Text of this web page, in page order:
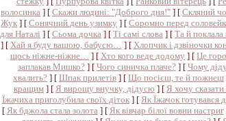
волосинка ] [ Скажи людині: "Доброго дня!" ] [ Скляний
Жук ] [ Сонячний день узимку ] [ Соромно перед
для Наталі ] [ Сьома дочка ] [ Ті самі слова ] [ Та й поклала
] [ Хай я буду вашою, бабусю… ] [ Хлопчик і дзвіночки
щось ніжне-ніжне…
] [ Хто кого веде додому ] [ Це
заплакав Мишко? ] [ Чого синичка плаче? ] [ Чому
хвалить? ] [ Шпак прилетів ] [ Що посієш, те й пожнеш
кращим ] [ Я вирощу внучку, дідусю ] [ Я хочу сказати
Їжачиха приголубила своїх діток ] [ Як Їжачок готувався
[ Як бджола стала золота ] [ Як вівчар білої вовни настриг